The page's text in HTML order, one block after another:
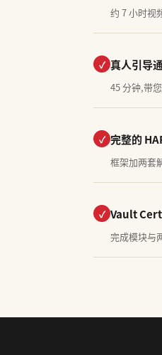
约 7 小时视
✓ 真人引导
45 分钟,带
✓ 完整的
框架加两套
✓ Vault
完成模块与